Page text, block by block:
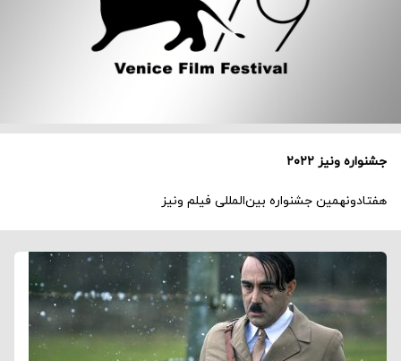
جشنواره ونیز ۲۰۲۲
هفتادونهمین جشنواره بین‌المللی فیلم ونیز